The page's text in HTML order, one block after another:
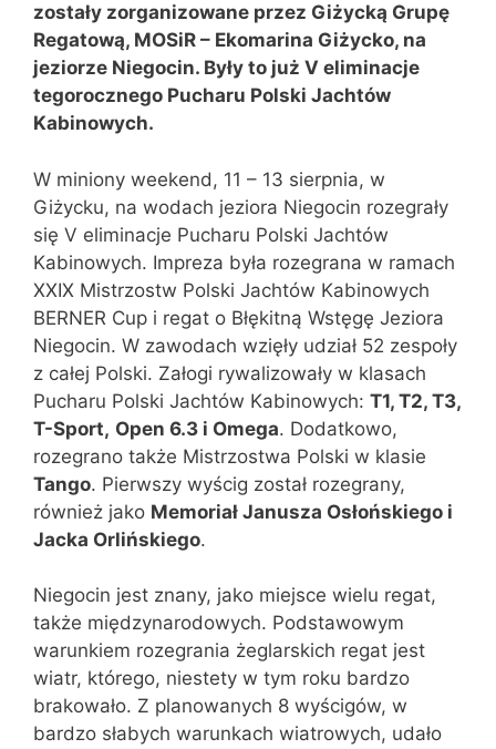
zostały zorganizowane przez Giżycką Grupę
Regatową, MOSiR – Ekomarina Giżycko, na
jeziorze Niegocin. Były to już V eliminacje
tegorocznego Pucharu Polski Jachtów
Kabinowych.
W miniony weekend, 11 – 13 sierpnia, w
Giżycku, na wodach jeziora Niegocin rozegrały
się V eliminacje Pucharu Polski Jachtów
Kabinowych. Impreza była rozegrana w ramach
XXIX Mistrzostw Polski Jachtów Kabinowych
BERNER Cup i regat o Błękitną Wstęgę Jeziora
Niegocin. W zawodach wzięły udział 52 zespoły
z całej Polski. Załogi rywalizowały w klasach
Pucharu Polski Jachtów Kabinowych: T1, T2, T3,
T-Sport, Open 6.3 i Omega. Dodatkowo,
rozegrano także Mistrzostwa Polski w klasie
Tango. Pierwszy wyścig został rozegrany,
również jako Memoriał Janusza Osłońskiego i
Jacka Orlińskiego.
Niegocin jest znany, jako miejsce wielu regat,
także międzynarodowych. Podstawowym
warunkiem rozegrania żeglarskich regat jest
wiatr, którego, niestety w tym roku bardzo
brakowało. Z planowanych 8 wyścigów, w
bardzo słabych warunkach wiatrowych, udało